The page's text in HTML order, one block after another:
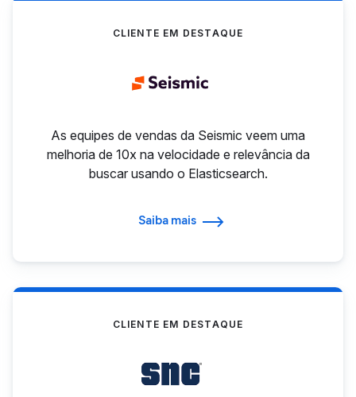
CLIENTE EM DESTAQUE
As equipes de vendas da Seismic veem uma
melhoria de 10x na velocidade e relevância da
buscar usando o Elasticsearch.
Saiba mais
CLIENTE EM DESTAQUE